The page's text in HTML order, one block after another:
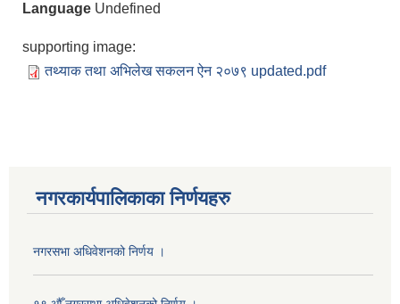
Language Undefined
supporting image:
तथ्याक तथा अभिलेख सकलन ऐन २०७९ updated.pdf
नगरकार्यपालिकाका निर्णयहरु
नगरसभा अधिवेशनको निर्णय ।